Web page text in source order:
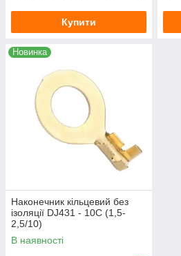
Купити
Новинка
Наконечник кільцевий без
ізоляції DJ431 - 10С (1,5-
2,5/10)
В наявності